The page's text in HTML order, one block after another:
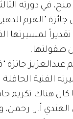
في دورته
جائزة "الهرم
لمسيرتها
طفولتها.
عبدالعزيز جائزة
الفنية
كان هناك
أ.ر. رحمن،